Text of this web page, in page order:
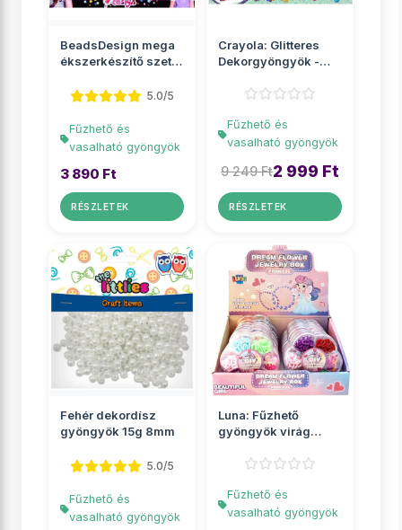
BeadsDesign mega
ékszerkészítő szett
5.0/5
Fűzhető és
vasalható gyöngyök
3 890 Ft
RÉSZLETEK
Crayola: Glitteres
Dekorgyöngyök -
sze...
Fűzhető és
vasalható gyöngyök
9 249 Ft2 999 Ft
RÉSZLETEK
Fehér dekordísz
gyöngyök 15g 8mm
5.0/5
Fűzhető és
vasalható gyöngyök
Luna: Fűzhető
gyöngyök virág
többf�...
Fűzhető és
vasalható gyöngyök